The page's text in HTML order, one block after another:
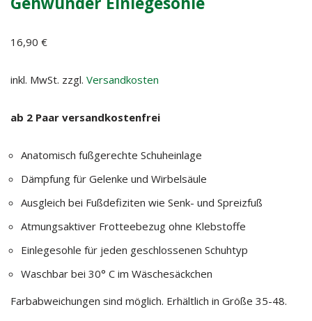
16,90 €
inkl. MwSt. zzgl. Versandkosten
ab 2 Paar versandkostenfrei
Anatomisch fußgerechte Schuheinlage
Dämpfung für Gelenke und Wirbelsäule
Ausgleich bei Fußdefiziten wie Senk- und Spreizfuß
Atmungsaktiver Frotteebezug ohne Klebstoffe
Einlegesohle für jeden geschlossenen Schuhtyp
Waschbar bei 30° C im Wäschesäckchen
Farbabweichungen sind möglich. Erhältlich in Größe 35-48.